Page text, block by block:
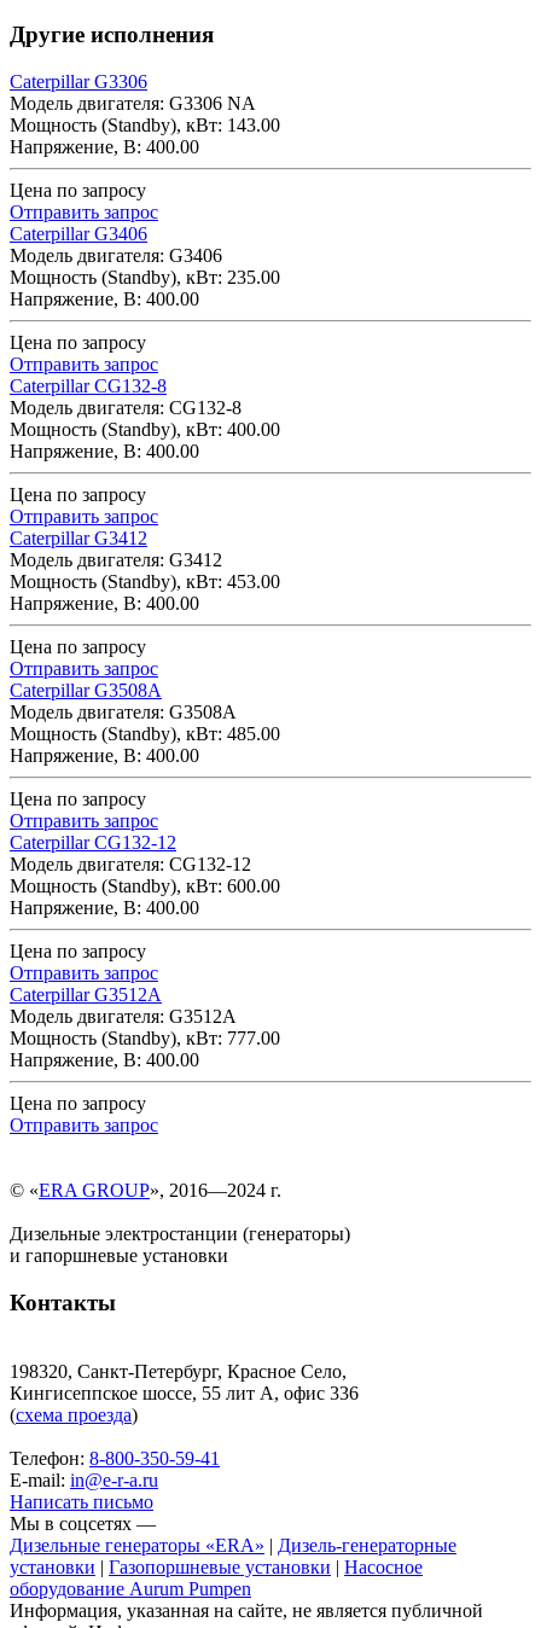
Другие исполнения
Caterpillar G3306
Модель двигателя: G3306 NA
Мощность (Standby), кВт: 143.00
Напряжение, В: 400.00
Цена по запросу
Отправить запрос
Caterpillar G3406
Модель двигателя: G3406
Мощность (Standby), кВт: 235.00
Напряжение, В: 400.00
Цена по запросу
Отправить запрос
Caterpillar CG132-8
Модель двигателя: CG132-8
Мощность (Standby), кВт: 400.00
Напряжение, В: 400.00
Цена по запросу
Отправить запрос
Caterpillar G3412
Модель двигателя: G3412
Мощность (Standby), кВт: 453.00
Напряжение, В: 400.00
Цена по запросу
Отправить запрос
Caterpillar G3508A
Модель двигателя: G3508A
Мощность (Standby), кВт: 485.00
Напряжение, В: 400.00
Цена по запросу
Отправить запрос
Caterpillar CG132-12
Модель двигателя: CG132-12
Мощность (Standby), кВт: 600.00
Напряжение, В: 400.00
Цена по запросу
Отправить запрос
Caterpillar G3512A
Модель двигателя: G3512A
Мощность (Standby), кВт: 777.00
Напряжение, В: 400.00
Цена по запросу
Отправить запрос
© «ERA GROUP», 2016—2024 г.
Дизельные электростанции (генераторы)
и гапоршневые установки
Контакты
198320, Санкт-Петербург, Красное Село,
Кингисеппское шоссе, 55 лит А, офис 336
(схема проезда)
Телефон: 8-800-350-59-41
E-mail: in@e-r-a.ru
Написать письмо
Мы в соцсетях —
Дизельные генераторы «ERA» | Дизель-генераторные
установки | Газопоршневые установки | Насосное
оборудование Aurum Pumpen
Информация, указанная на сайте, не является публичной